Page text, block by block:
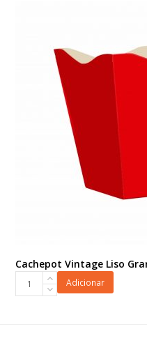
quantidade
Cachepot Vintage Liso
Cachepot
Adicionar